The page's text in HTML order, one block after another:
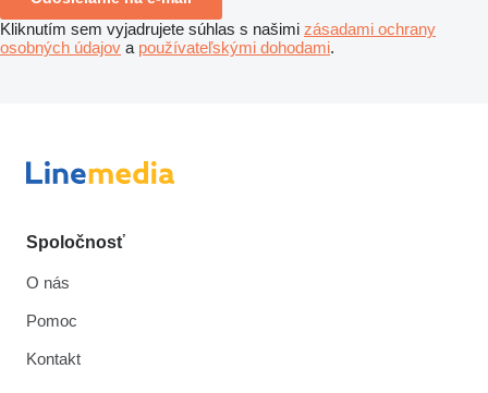
Kliknutím sem vyjadrujete súhlas s našimi zásadami ochrany
osobných údajov a používateľskými dohodami.
Spoločnosť
O nás
Pomoc
Kontakt